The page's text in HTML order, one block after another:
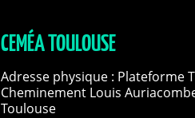
CEMÉA TOULOUSE
Adresse physique : Plateforme
Cheminement Louis
Toulouse